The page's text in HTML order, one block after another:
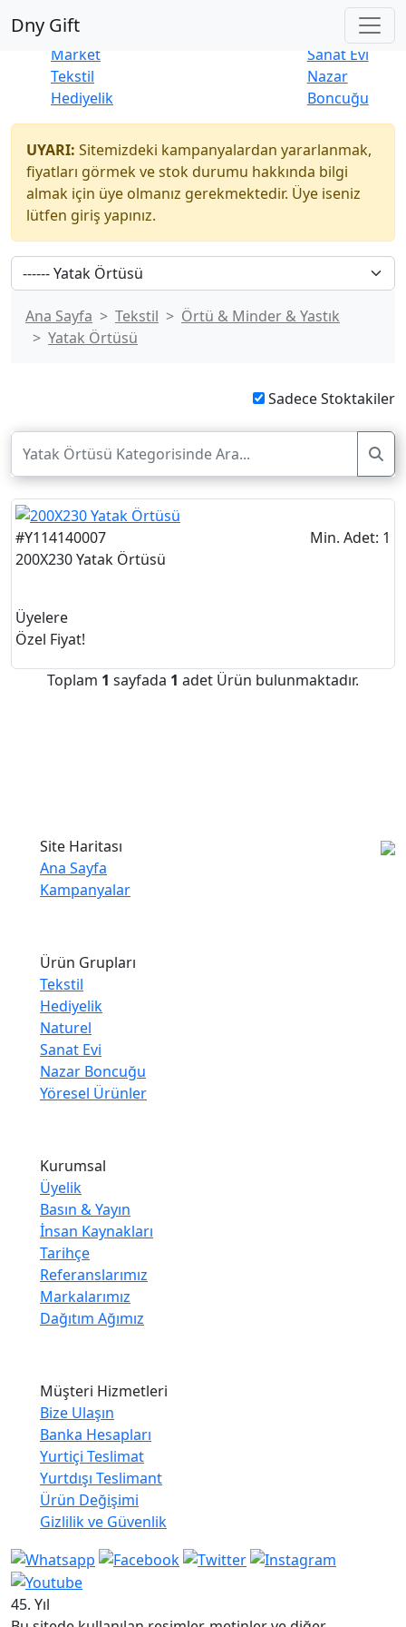
Dny Gift
Yeni Ürünler
İndirim
Market
Tekstil
Hediyelik
Sanat Evi
Nazar
Boncuğu
UYARI: Sitemizdeki kampanyalardan yararlanmak,
fiyatları görmek ve stok durumu hakkında bilgi
almak için üye olmanız gerekmektedir. Üye iseniz
lütfen giriş yapınız.
Ana Sayfa Tekstil
Örtü & Minder & Yastık
Yatak Örtüsü
Sadece Stoktakiler
#Y114140007
Min. Adet: 1
200X230 Yatak Örtüsü
Üyelere
Özel Fiyat!
Toplam 1 sayfada 1 adet Ürün bulunmaktadır.
Site Haritası
Ana Sayfa
Kampanyalar
Ürün Grupları
Tekstil
Hediyelik
Naturel
Sanat Evi
Nazar Boncuğu
Yöresel Ürünler
Kurumsal
Üyelik
Basın & Yayın
İnsan Kaynakları
Tarihçe
Referanslarımız
Markalarımız
Dağıtım Ağımız
Müşteri Hizmetleri
Bize Ulaşın
Banka Hesapları
Yurtiçi Teslimat
Yurtdışı Teslimant
Ürün Değişimi
Gizlilik ve Güvenlik
45. Yıl